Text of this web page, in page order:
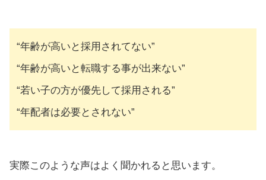
“年齢が高いと採用されてない”
“年齢が高いと転職する事が出来ない”
“若い子の方が優先して採用される”
“年配者は必要とされない”
実際このような声はよく聞かれると思います。